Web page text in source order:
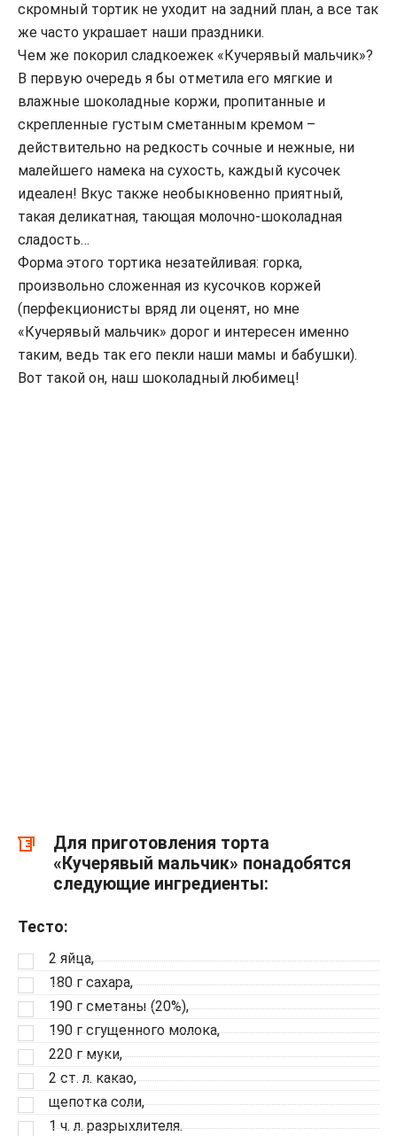
скромный тортик не уходит на задний план, а все так
же часто украшает наши праздники.
Чем же покорил сладкоежек «Кучерявый мальчик»?
В первую очередь я бы отметила его мягкие и
влажные шоколадные коржи, пропитанные и
скрепленные густым сметанным кремом –
действительно на редкость сочные и нежные, ни
малейшего намека на сухость, каждый кусочек
идеален! Вкус также необыкновенно приятный,
такая деликатная, тающая молочно-шоколадная
сладость…
Форма этого тортика незатейливая: горка,
произвольно сложенная из кусочков коржей
(перфекционисты вряд ли оценят, но мне
«Кучерявый мальчик» дорог и интересен именно
таким, ведь так его пекли наши мамы и бабушки).
Вот такой он, наш шоколадный любимец!
Для приготовления торта
«Кучерявый мальчик» понадобятся
следующие ингредиенты:
Тесто:
2 яйца,
180 г сахара,
190 г сметаны (20%),
190 г сгущенного молока,
220 г муки,
2 ст. л. какао,
щепотка соли,
1 ч. л. разрыхлителя.